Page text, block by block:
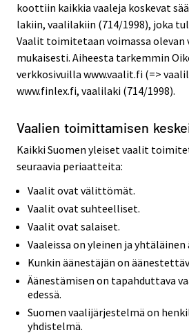
koottiin kaikkia vaaleja koskevat
lakiin, vaalilakiin (714/1998), joka
Vaalit toimitetaan voimassa olevan
mukaisesti. Aiheesta tarkemmin
verkkosivuilla www.vaalit.fi (=>
www.finlex.fi, vaalilaki (714/1998).
Vaalien toimittamisen
Kaikki Suomen yleiset vaalit
seuraavia periaatteita:
Vaalit ovat välittömät.
Vaalit ovat suhteelliset.
Vaalit ovat salaiset.
Vaaleissa on yleinen ja yhtäläinen
Kunkin äänestäjän on
Äänestämisen on tapahduttava
edessä.
Suomen vaalijärjestelmä on
yhdistelmä.